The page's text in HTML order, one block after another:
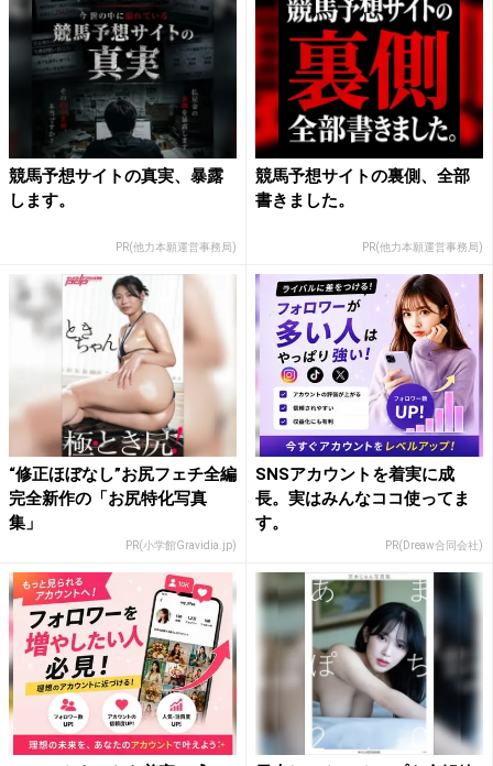
競馬予想サイトの真実、暴露
します。
PR(他力本願運営事務局)
競馬予想サイトの裏側、全部
書きました。
PR(他力本願運営事務局)
“修正ほぼなし”お尻フェチ全編
完全新作の「お尻特化写真
集」
PR(小学館Gravidia.jp)
SNSアカウントを着実に成
長。実はみんなココ使ってま
す。
PR(Dreaw合同会社)